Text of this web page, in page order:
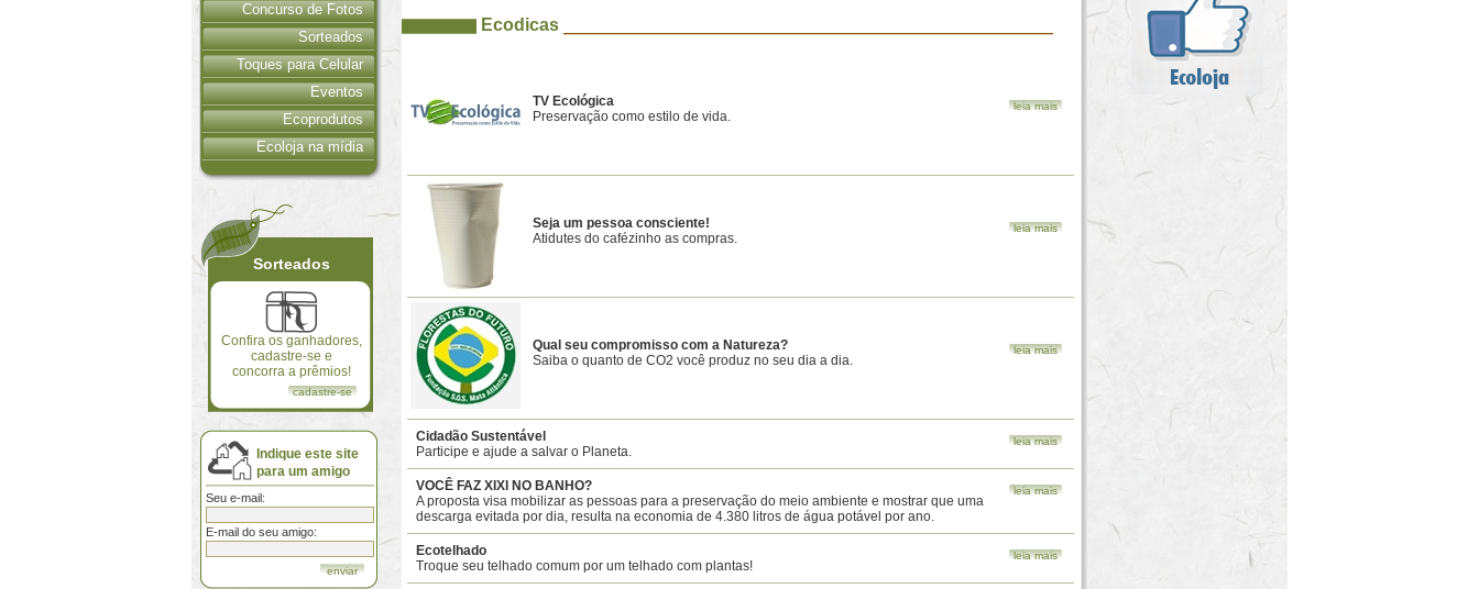
Concurso de Fotos
Sorteados
Toques para Celular
Eventos
Ecoprodutos
Ecoloja na mídia
Sorteados
Confira os ganhadores,
cadastre-se e
concorra a prêmios!
cadastre-se
Indique este site
para um amigo
Seu e-mail:
E-mail do seu amigo:
Ecodicas
leia mais
TV Ecológica
Preservação como estilo de vida.
leia mais
Seja um pessoa consciente!
Atidutes do cafézinho as compras.
leia mais
Qual seu compromisso com a Natureza?
Saiba o quanto de CO2 você produz no seu dia a dia.
leia mais
Cidadão Sustentável
Participe e ajude a salvar o Planeta.
leia mais
VOCÊ FAZ XIXI NO BANHO?
A proposta visa mobilizar as pessoas para a preservação do meio ambiente e mostrar que uma
descarga evitada por dia, resulta na economia de 4.380 litros de água potável por ano.
leia mais
Ecotelhado
Troque seu telhado comum por um telhado com plantas!